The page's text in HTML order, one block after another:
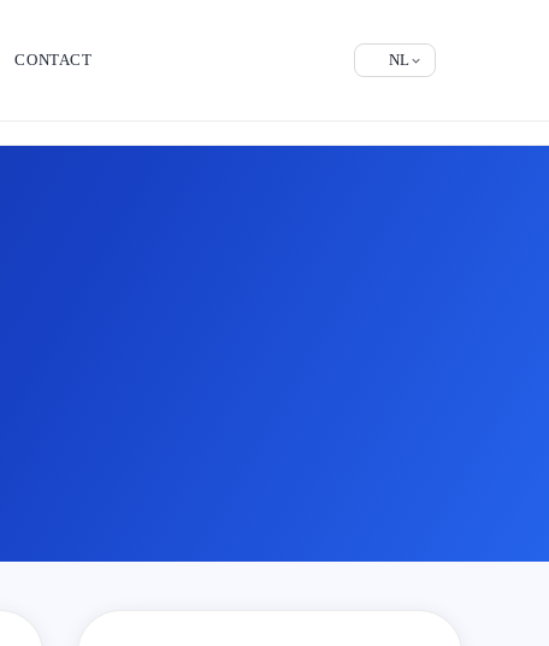
CONTACT NL